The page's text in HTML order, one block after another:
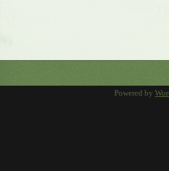
Powered by